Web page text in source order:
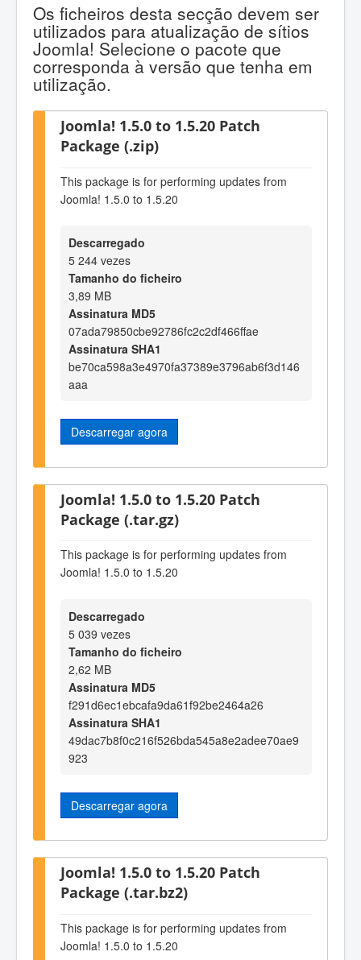
Os ficheiros desta secção devem ser
utilizados para atualização de sítios
Joomla! Selecione o pacote que
corresponda à versão que tenha em
utilização.
Joomla! 1.5.0 to 1.5.20 Patch
Package (.zip)
This package is for performing updates from
Joomla! 1.5.0 to 1.5.20
Descarregado
5 244 vezes
Tamanho do ficheiro
3,89 MB
Assinatura MD5
07ada79850cbe92786fc2c2df466ffae
Assinatura SHA1
be70ca598a3e4970fa37389e3796ab6f3d146
aaa
Descarregar agora
Joomla! 1.5.0 to 1.5.20 Patch
Package (.tar.gz)
This package is for performing updates from
Joomla! 1.5.0 to 1.5.20
Descarregado
5 039 vezes
Tamanho do ficheiro
2,62 MB
Assinatura MD5
f291d6ec1ebcafa9da61f92be2464a26
Assinatura SHA1
49dac7b8f0c216f526bda545a8e2adee70ae9
923
Descarregar agora
Joomla! 1.5.0 to 1.5.20 Patch
Package (.tar.bz2)
This package is for performing updates from
Joomla! 1.5.0 to 1.5.20